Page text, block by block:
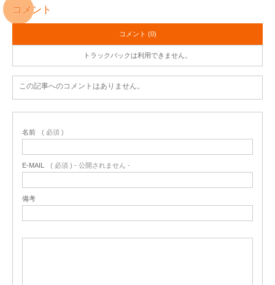
コメント
コメント (0)
トラックバックは利用できません。
この記事へのコメントはありません。
名前 ( 必須 )
E-MAIL ( 必須 ) - 公開されません -
備考